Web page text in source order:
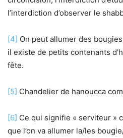
l’interdiction d’observer le
[4] On peut allumer des
il existe de petits contenants
fête.
[5] Chandelier de hanoucca
[6] Ce qui signifie « serviteur »
que l’on va allumer la/les